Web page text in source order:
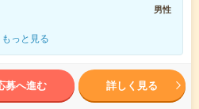
男性
もっと見る
募へ進む 詳しく見る